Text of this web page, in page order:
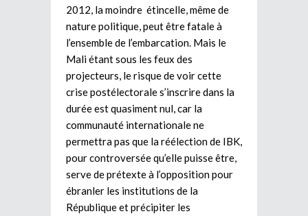
2012, la moindre étincelle, même de
nature politique, peut être fatale à
l’ensemble de l’embarcation. Mais le
Mali étant sous les feux des
projecteurs, le risque de voir cette
crise postélectorale s’inscrire dans la
durée est quasiment nul, car la
communauté internationale ne
permettra pas que la réélection de IBK,
pour controversée qu’elle puisse être,
serve de prétexte à l’opposition pour
ébranler les institutions de la
République et précipiter les